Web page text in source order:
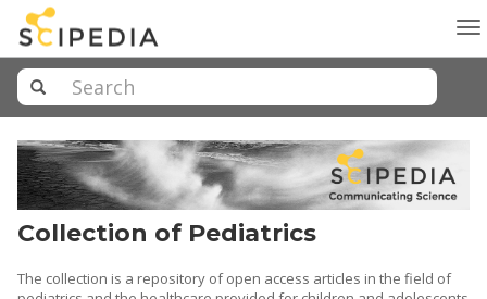
Collection of Pediatrics
The collection is a repository of open access articles in the field of